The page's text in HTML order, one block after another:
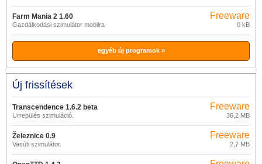
Farm Mania 2 1.60
Gazdálkodási szimulátor mobilra
Freeware
0 kB
egyéb új programok »
Új frissítések
Transcendence 1.6.2 beta
Űrrepülés szimuláció.
Freeware
36,2 MB
Železnice 0.9
Vasúti szimulátor.
Freeware
2,7 MB